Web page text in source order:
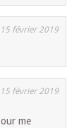
15 février 2019
15 février 2019
me